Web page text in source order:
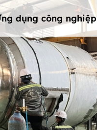
dụng công nghiệp